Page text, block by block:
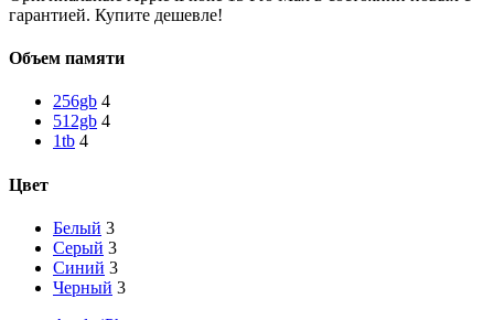
гарантией. Купите дешевле!
Объем памяти
256gb 4
512gb 4
1tb 4
Цвет
Белый 3
Серый 3
Синий 3
Черный 3